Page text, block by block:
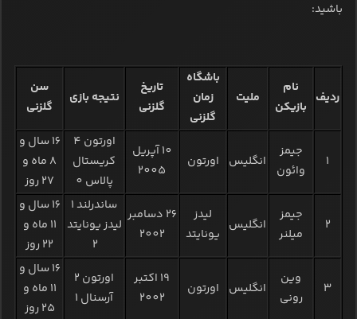
باشید:
ردیف
نام
بازیکن
ملیت
باشگاه
زمان
گلزنی
تاریخ
گلزنی
نتیجه بازی
سن
گلزنی
1
جیمز
وائون
انگلیس اورتون
10 آپریل
2005
اورتون 4
کریستال
پالاس 0
16 سال و
8 ماه و
27 روز
2
جیمز
میلنر
انگلیس
لیدز
یونایتد
26 دسامبر
2002
ساندرلند 1
لیدز یونایتد
2
16 سال و
11 ماه و
22 روز
3
وین
رونی
انگلیس اورتون
19 اکتبر
2002
اورتون 2
آرسنال 1
16 سال و
11 ماه و
25 روز